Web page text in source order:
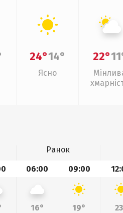
24°14°
Ясно
22°
Ранок
06:00 09:00
16° 19°